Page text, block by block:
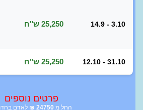
14.9 - 3.10 25,250 ש"ח
12.10 - 31.10 25,250 ש"ח
פרטים נוספים
החל מ 24750
₪ לאדם בחדר